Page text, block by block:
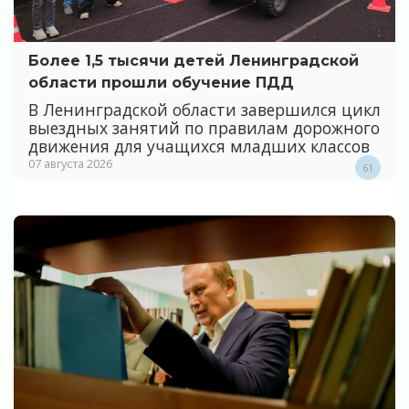
Более 1,5 тысячи детей Ленинградской
области прошли обучение ПДД
В Ленинградской области завершился цикл
выездных занятий по правилам дорожного
движения для учащихся младших классов
07 августа 2026 61